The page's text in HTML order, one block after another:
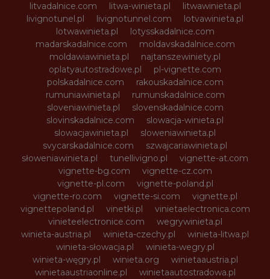
litvadalnice.com
litwa-winieta.pl
litwawinieta.pl
livignotunel.pl
livignotunnel.com
lotvawinieta.pl
lotwawinieta.pl
lotysskadalnice.com
madarskadalnice.com
moldavskadalnice.com
moldawiawinieta.pl
najtanszewiniety.pl
oplatyautostradowe.pl
pl-vignette.com
polskadalnice.com
rakouskadalnice.com
rumuniawinieta.pl
rumunskadalnice.com
sloveniawinieta.pl
slovenskadalnice.com
slovinskadalnice.com
slowacja-winieta.pl
slowacjawinieta.pl
sloweniawinieta.pl
svycarskadalnice.com
szwajcariawinieta.pl
słoweniawinieta.pl
tunellivigno.pl
vignette-at.com
vignette-bg.com
vignette-cz.com
vignette-pl.com
vignette-poland.pl
vignette-ro.com
vignette-si.com
vignette.pl
vignettepoland.pl
vinetki.pl
vinietaelectronica.com
vinieteelectronice.com
wegrywinieta.pl
winieta-austria.pl
winieta-czechy.pl
winieta-litwa.pl
winieta-słowacja.pl
winieta-wegry.pl
winieta-węgry.pl
winieta.org
winietaaustria.pl
winietaaustriaonline.pl
winietaautostradowa.pl